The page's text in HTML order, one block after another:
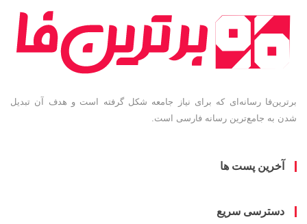
رسانه‌ای که برای نیاز جامعه شکل گرفته است و هدف آن تبدیل
جامع‌ترین رسانه فارسی است.
پست ها
سریع